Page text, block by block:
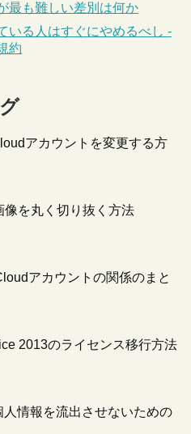
最も難しい差別は何か
いる人はすぐにやめるべし -
約
アカウントを変更する方
像を丸く切り抜く方法
アカウントの関係のまと
2013のライセンス移行方法
情報を流出させないための